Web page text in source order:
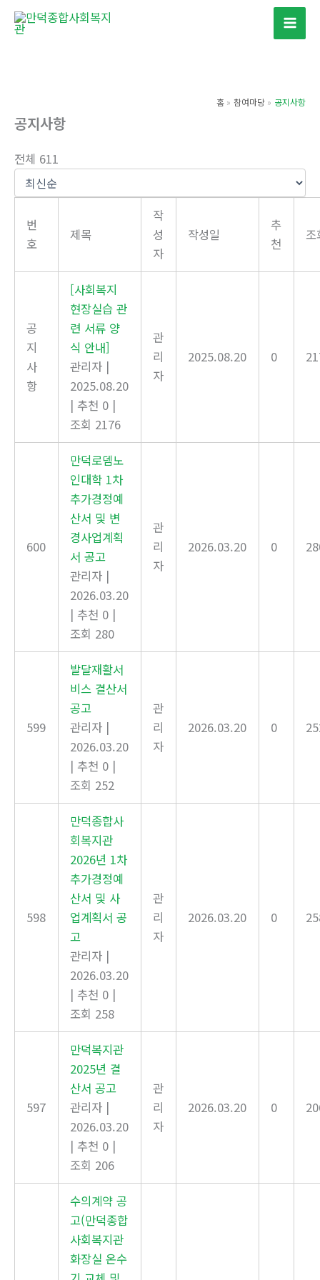
홈 참여마당 공지사항
공지사항
전체 611
번
호
제목
작
성
자
작성일
추
천
조
공
지
사
항
[사회복지
현장실습 관
련 서류 양
식 안내]
관리자 |
2025.08.20
| 추천 0 |
조회 2176
관
리
자
2025.08.20 0
600
만덕로뎀노
인대학 1차
추가경정예
산서 및 변
경사업계획
서 공고
관리자 |
2026.03.20
| 추천 0 |
조회 280
관
리
자
2026.03.20 0
599
발달재활서
비스 결산서
공고
관리자 |
2026.03.20
| 추천 0 |
조회 252
관
리
자
2026.03.20 0
598
만덕종합사
회복지관
2026년 1차
추가경정예
산서 및 사
업계획서 공
고
관리자 |
2026.03.20
| 추천 0 |
조회 258
관
리
자
2026.03.20 0
597
만덕복지관
2025년 결
산서 공고
관리자 |
2026.03.20
| 추천 0 |
조회 206
관
리
자
2026.03.20 0
수의계약 공
고(만덕종합
사회복지관
화장실 온수